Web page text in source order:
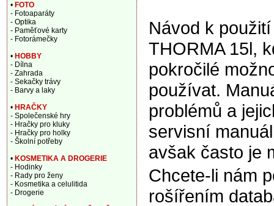
Návod k
THORMA 15l,
pokročilé
používat.
problémů a
servisní
avšak často je
Chcete-li nám
rošířením
• FOTO
- Fotoaparáty
- Optika
- Paměťové karty
- Fotorámečky
• HOBBY
- Dílna
- Zahrada
- Sekačky trávy
- Barvy a laky
• HRAČKY
- Společenské hry
- Hračky pro kluky
- Hračky pro holky
- Školní potřeby
• KOSMETIKA A DROGERIE
- Hodinky
- Rady pro ženy
- Kosmetika a celulitida
- Drogerie